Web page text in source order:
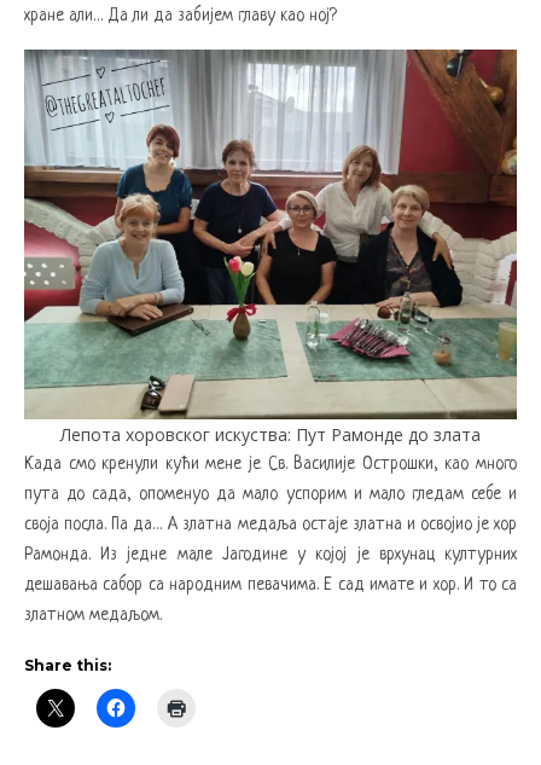
хране али… Да ли да забијем главу као ној?
Лепота хоровског искуства: Пут Рамонде до злата
Када смо кренули кући мене је Св. Василије Острошки, као много
пута до сада, опоменуо да мало успорим и мало гледам себе и
своја посла. Па да… А златна медаља остаје златна и освојио је хор
Рамонда. Из једне мале Јагодине у којој је врхунац културних
дешавања сабор са народним певачима. Е сад имате и хор. И то са
златном медаљом.
Share this: